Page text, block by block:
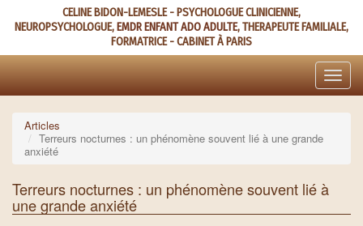
contenu
CELINE BIDON-LEMESLE - PSYCHOLOGUE CLINICIENNE,
NEUROPSYCHOLOGUE,EMDR ENFANT ADO ADULTE, THERAPEUTE FAMILIALE,
FORMATRICE - CABINET À PARIS
Toggle
Articles
Terreurs nocturnes : un phénomène souvent lié à une grande
anxiété
Terreurs nocturnes : un phénomène souvent lié à
une grande anxiété